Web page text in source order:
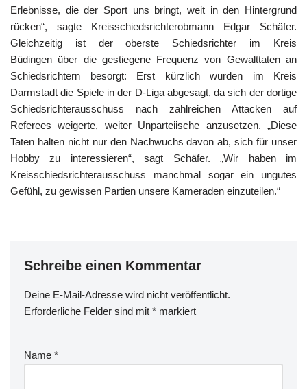
Erlebnisse, die der Sport uns bringt, weit in den Hintergrund
rücken“, sagte Kreisschiedsrichterobmann Edgar Schäfer.
Gleichzeitig ist der oberste Schiedsrichter im Kreis
Büdingen über die gestiegene Frequenz von Gewalttaten an
Schiedsrichtern besorgt: Erst kürzlich wurden im Kreis
Darmstadt die Spiele in der D-Liga abgesagt, da sich der dortige
Schiedsrichterausschuss nach zahlreichen Attacken auf
Referees weigerte, weiter Unparteiische anzusetzen. „Diese
Taten halten nicht nur den Nachwuchs davon ab, sich für unser
Hobby zu interessieren“, sagt Schäfer. „Wir haben im
Kreisschiedsrichterausschuss manchmal sogar ein ungutes
Gefühl, zu gewissen Partien unsere Kameraden einzuteilen.“
Schreibe einen Kommentar
Deine E-Mail-Adresse wird nicht veröffentlicht.
Erforderliche Felder sind mit * markiert
Name *